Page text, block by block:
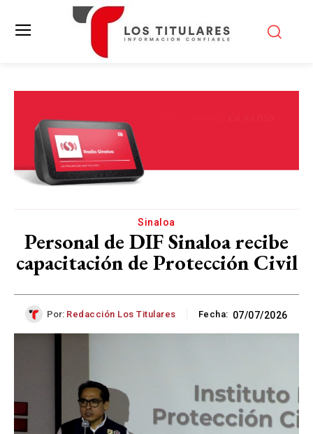
Sinaloa
Personal de DIF Sinaloa recibe
capacitación de Protección Civil
Por: Redacción Los Titulares Fecha: 07/07/2026